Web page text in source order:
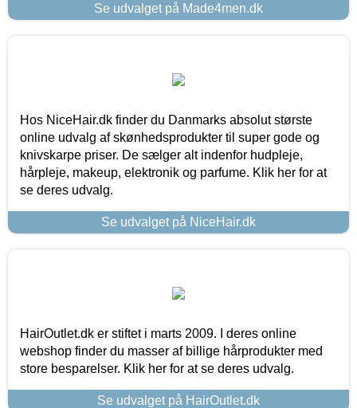
Se udvalget på Made4men.dk
Hos NiceHair.dk finder du Danmarks absolut største
online udvalg af skønhedsprodukter til super gode og
knivskarpe priser. De sælger alt indenfor hudpleje,
hårpleje, makeup, elektronik og parfume. Klik her for at
se deres udvalg.
Se udvalget på NiceHair.dk
HairOutlet.dk er stiftet i marts 2009. I deres online
webshop finder du masser af billige hårprodukter med
store besparelser. Klik her for at se deres udvalg.
Se udvalget på HairOutlet.dk